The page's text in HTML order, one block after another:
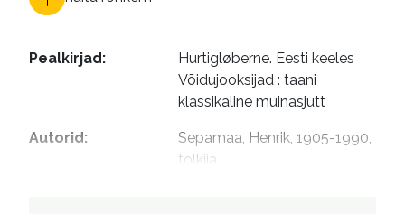
Pealkirjad:
Hurtigløberne. Eesti keeles
Võidujooksijad : taani
klassikaline muinasjutt
Autorid:
Sepamaa, Henrik, 1905-1990,
tõlkija